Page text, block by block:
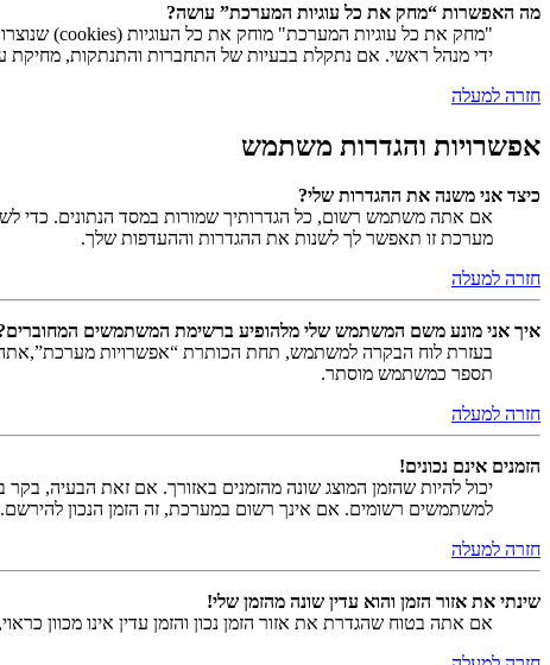
מה האפשרות “מחק את כל עוגיות המערכת” עושה?
ידי מנהל ראשי. אם נתקלת בבעיות של התחברות והתנתקות, מחיקת
חזרה למעלה
אפשרויות והגדרות משתמש
כיצד אני משנה את ההגדרות שלי?
אם אתה משתמש רשום, כל הגדרותיך שמורות במסד הנתונים. כדי
מערכת זו תאפשר לך לשנות את ההגדרות וההעדפות שלך.
חזרה למעלה
איך אני מונע משם המשתמש שלי מלהופיע ברשימת המשתמשים
בעזרת לוח הבקרה למשתמש, תחת הכותרת “אפשרויות
תספר כמשתמש מוסתר.
חזרה למעלה
הזמנים אינם נכונים!
יכול להיות שהזמן המוצג שונה מהזמנים באזורך. אם זאת הבעיה, בקר
למשתמשים רשומים. אם אינך רשום במערכת, זה הזמן הנכון להירשם.
חזרה למעלה
שינתי את אזור הזמן והוא עדין שונה מהזמן שלי!
אם אתה בטוח שהגדרת את אזור הזמן נכון והזמן עדין אינו מכוון